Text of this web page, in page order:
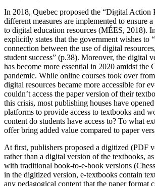
In 2018, Quebec proposed the “Digital Action
different measures are implemented to ensure
to digital education resources (MÉES, 2018).
explicitly states that the government wishes to
connection between the use of digital
student success” (p.38). Moreover, the digital
has become more essential in 2020 amidst the
pandemic. While online courses took over
digital resources became more accessible for
couldn’t access the paper version of their
this crisis, most publishing houses have
platforms to provide access to textbooks and
content do students have access to? To what
offer bring added value compared to paper
At first, publishers proposed a digitized (PDF
rather than a digital version of the textbooks,
with traditional book-to-e-book versions
in the digitized version, e-textbooks contain
any pedagogical content that the paper format